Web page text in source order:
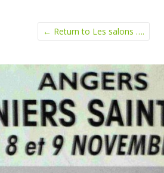
← Return to Les salons ….